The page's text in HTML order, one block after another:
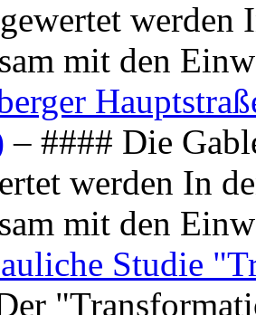
werden
mit den
– #### Die
werden In
mit den
Studie